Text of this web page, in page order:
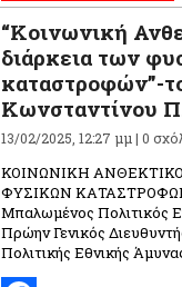
“Κοινωνική
διάρκεια των
καταστροφών”-
Κωνσταντίνου
13/02/2025, 12:27 μμ |0
ΚΟΙΝΩΝΙΚΗ
ΦΥΣΙΚΩΝ
Μπαλωμένος Πολιτικός
Πρώην Γενικός
Πολιτικής Εθνικής